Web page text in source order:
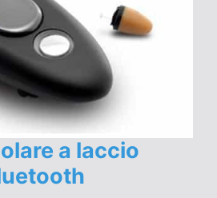
a laccio